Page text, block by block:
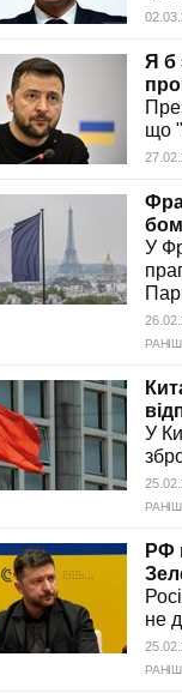
Я б
що
У
У
РФ
не